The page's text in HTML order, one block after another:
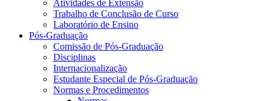
Atividades de Extensão
Trabalho de Conclusão de Curso
Laboratório de Ensino
Pós-Graduação
Comissão de Pós-Graduação
Disciplinas
Internacionalização
Estudante Especial de Pós-Graduação
Normas e Procedimentos